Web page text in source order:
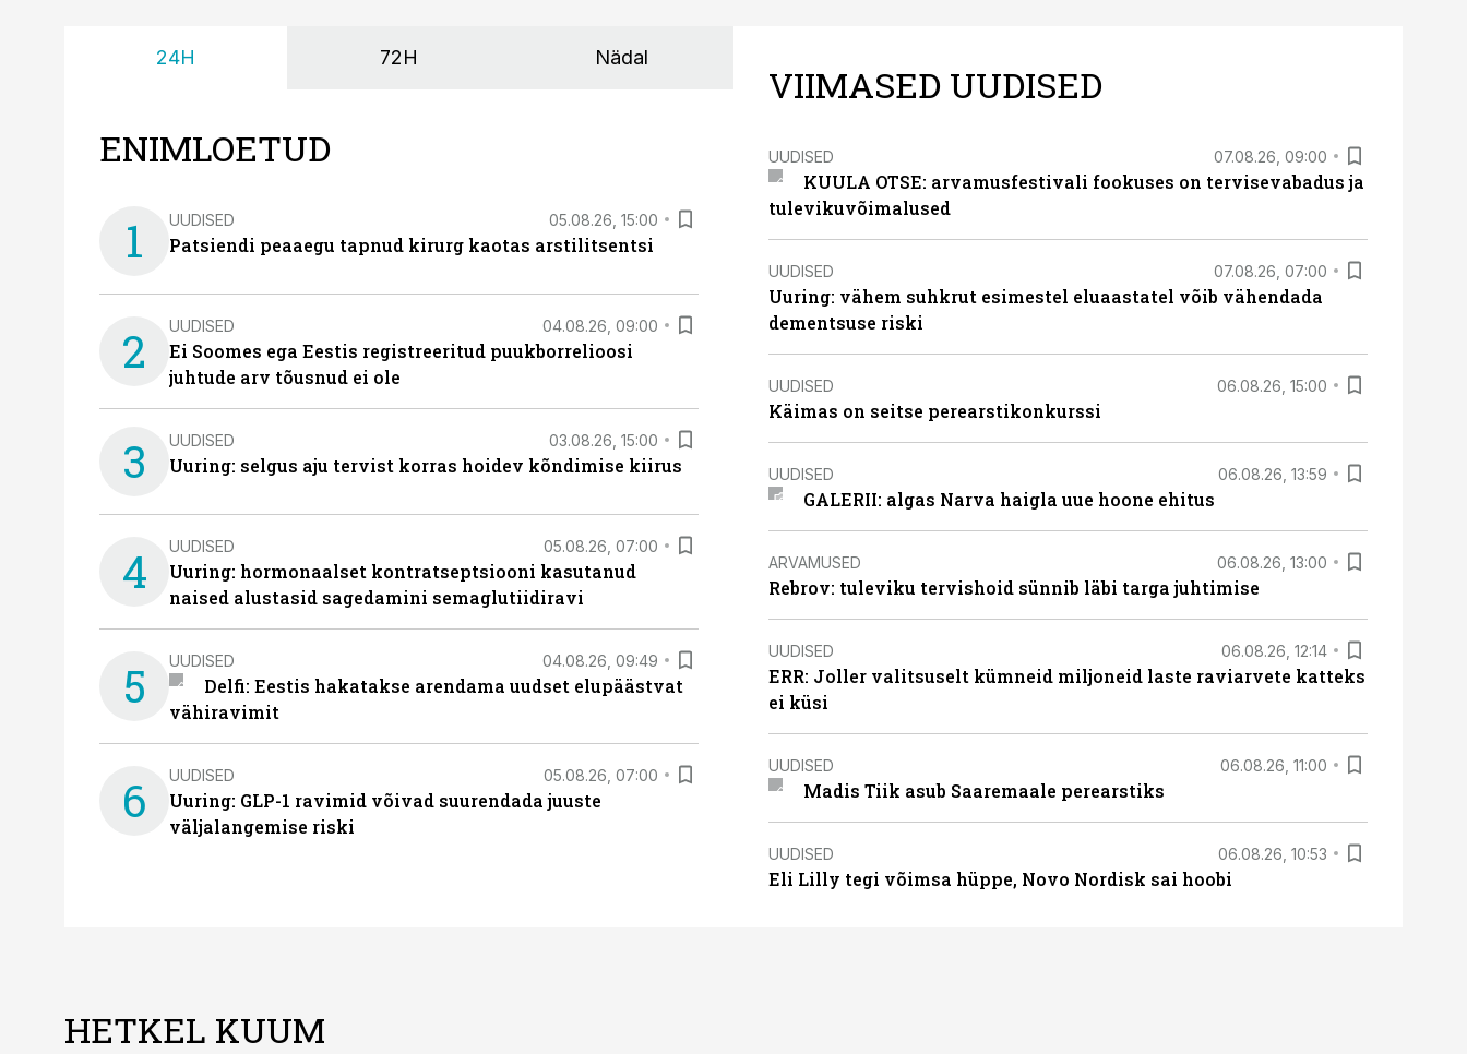
24H 72H Nädal
ENIMLOETUD
1 UUDISED 05.08.26, 15:00
Patsiendi peaaegu tapnud kirurg kaotas arstilitsentsi
2 UUDISED 04.08.26, 09:00
Ei Soomes ega Eestis registreeritud puukborrelioosi
juhtude arv tõusnud ei ole
3 UUDISED 03.08.26, 15:00
Uuring: selgus aju tervist korras hoidev kõndimise kiirus
4 UUDISED 05.08.26, 07:00
Uuring: hormonaalset kontratseptsiooni kasutanud
naised alustasid sagedamini semaglutiidiravi
5 UUDISED 04.08.26, 09:49
Delfi: Eestis hakatakse arendama uudset elupäästvat
vähiravimit
6 UUDISED 05.08.26, 07:00
Uuring: GLP-1 ravimid võivad suurendada juuste
väljalangemise riski
VIIMASED UUDISED
UUDISED 07.08.26, 09:00
KUULA OTSE: arvamusfestivali fookuses on tervisevabadus ja
tulevikuvõimalused
UUDISED 07.08.26, 07:00
Uuring: vähem suhkrut esimestel eluaastatel võib vähendada
dementsuse riski
UUDISED 06.08.26, 15:00
Käimas on seitse perearstikonkurssi
UUDISED 06.08.26, 13:59
GALERII: algas Narva haigla uue hoone ehitus
ARVAMUSED 06.08.26, 13:00
Rebrov: tuleviku tervishoid sünnib läbi targa juhtimise
UUDISED 06.08.26, 12:14
ERR: Joller valitsuselt kümneid miljoneid laste raviarvete katteks
ei küsi
UUDISED 06.08.26, 11:00
Madis Tiik asub Saaremaale perearstiks
UUDISED 06.08.26, 10:53
Eli Lilly tegi võimsa hüppe, Novo Nordisk sai hoobi
HETKEL KUUM